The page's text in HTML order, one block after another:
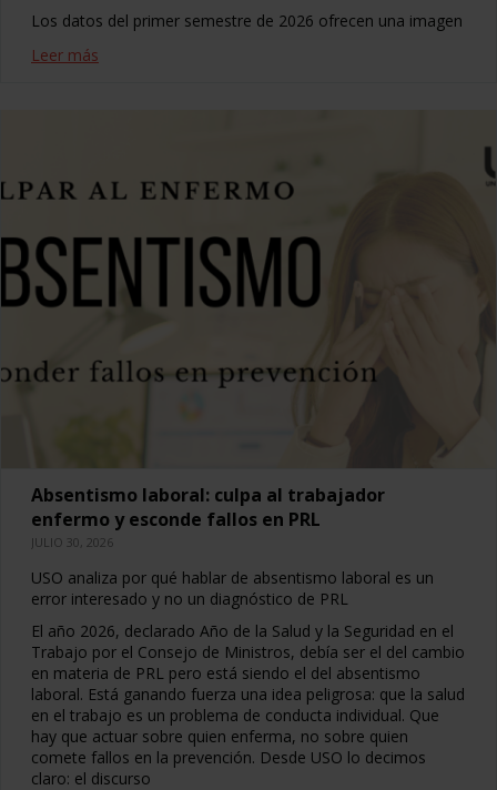
Los datos del primer semestre de 2026 ofrecen una imagen
Leer más
Absentismo laboral: culpa al trabajador
enfermo y esconde fallos en PRL
JULIO 30, 2026
USO analiza por qué hablar de absentismo laboral es un
error interesado y no un diagnóstico de PRL
El año 2026, declarado Año de la Salud y la Seguridad en el
Trabajo por el Consejo de Ministros, debía ser el del cambio
en materia de PRL pero está siendo el del absentismo
laboral. Está ganando fuerza una idea peligrosa: que la salud
en el trabajo es un problema de conducta individual. Que
hay que actuar sobre quien enferma, no sobre quien
comete fallos en la prevención. Desde USO lo decimos
claro: el discurso